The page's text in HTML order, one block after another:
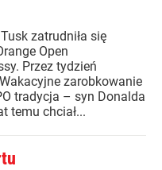
zatrudniła się
Open
Przez tydzień
zarobkowanie
tradycja – syn Donalda
temu chciał...